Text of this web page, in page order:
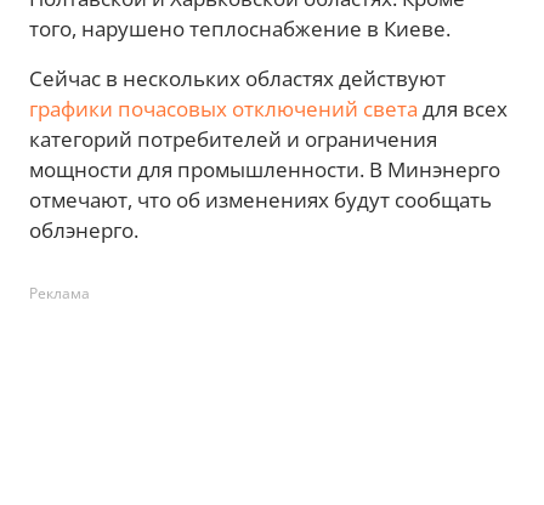
того, нарушено теплоснабжение в Киеве.
Сейчас в нескольких областях действуют
графики почасовых отключений света для всех
категорий потребителей и ограничения
мощности для промышленности. В Минэнерго
отмечают, что об изменениях будут сообщать
облэнерго.
Реклама